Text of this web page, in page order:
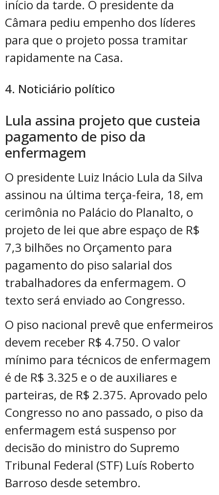
início da tarde. O presidente da
Câmara pediu empenho dos líderes
para que o projeto possa tramitar
rapidamente na Casa.
4. Noticiário político
Lula assina projeto que custeia
pagamento de piso da
enfermagem
O presidente Luiz Inácio Lula da Silva
assinou na última terça-feira, 18, em
cerimônia no Palácio do Planalto, o
projeto de lei que abre espaço de R$
7,3 bilhões no Orçamento para
pagamento do piso salarial dos
trabalhadores da enfermagem. O
texto será enviado ao Congresso.
O piso nacional prevê que enfermeiros
devem receber R$ 4.750. O valor
mínimo para técnicos de enfermagem
é de R$ 3.325 e o de auxiliares e
parteiras, de R$ 2.375. Aprovado pelo
Congresso no ano passado, o piso da
enfermagem está suspenso por
decisão do ministro do Supremo
Tribunal Federal (STF) Luís Roberto
Barroso desde setembro.